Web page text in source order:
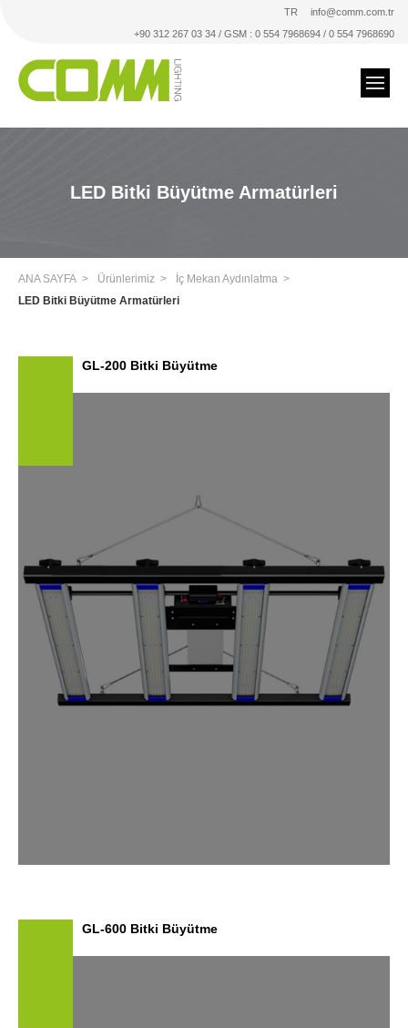
TR
info@comm.com.tr
+90 312 267 03 34 / GSM : 0 554 7968694 / 0 554 7968690
LED Bitki Büyütme Armatürleri
ANA SAYFA Ürünlerimiz
İç Mekan Aydınlatma
LED Bitki Büyütme Armatürleri